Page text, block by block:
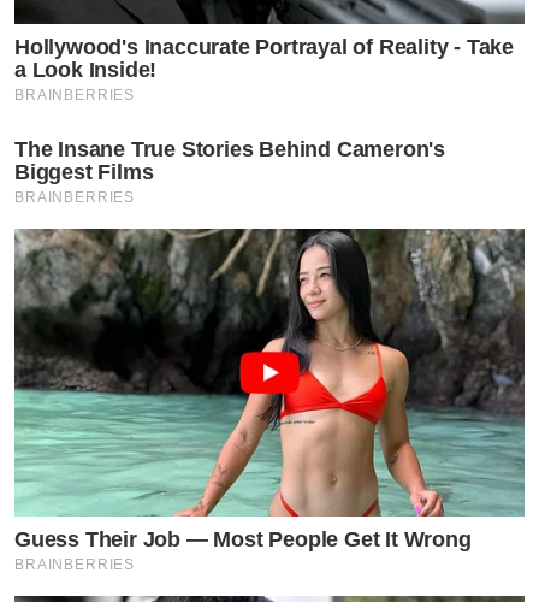
Hollywood's Inaccurate Portrayal of Reality - Take
a Look Inside!
BRAINBERRIES
The Insane True Stories Behind Cameron's
Biggest Films
BRAINBERRIES
Guess Their Job — Most People Get It Wrong
BRAINBERRIES